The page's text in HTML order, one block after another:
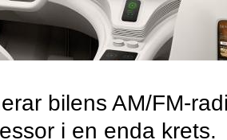
bilens AM/FM-
i en enda krets.